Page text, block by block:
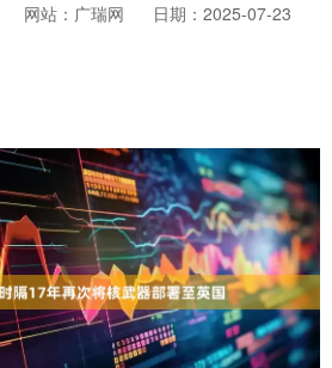
网站：广瑞网
日期：2025-07-23